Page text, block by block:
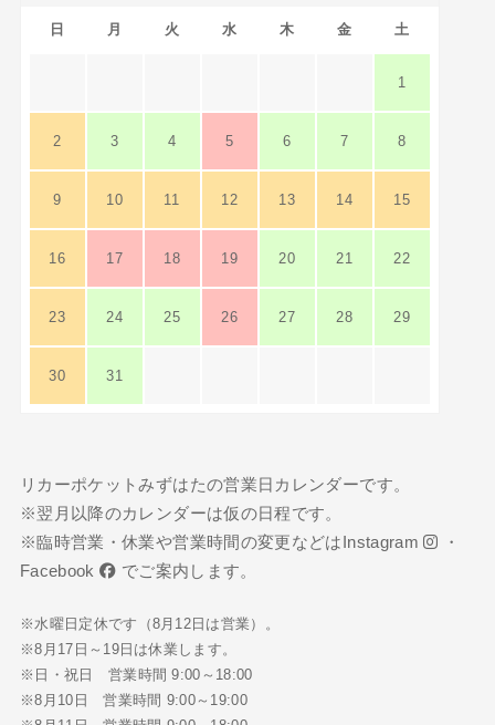
日 月 火 水 木 金 土
1
2 3 4 5 6 7 8
9 10 11 12 13 14 15
16 17 18 19 20 21 22
23 24 25 26 27 28 29
30 31
リカーポケットみずはたの営業日カレンダーです。
※翌月以降のカレンダーは仮の日程です。
※臨時営業・休業や営業時間の変更などは Instagram
・
Facebook
でご案内します。
※水曜日定休です（8月12日は営業）。
※8月17日～19日は休業します。
※日・祝日 営業時間 9:00～18:00
※8月10日 営業時間 9:00～19:00